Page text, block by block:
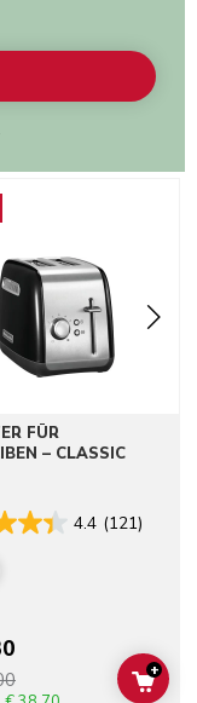
FÜR
– CLASSIC
4.4 (121)
ADD
+